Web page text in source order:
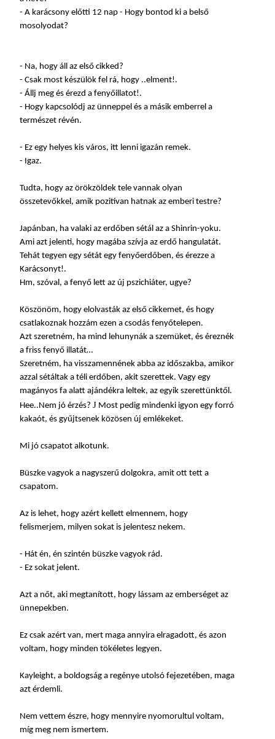
- A karácsony előtti 12 nap - Hogy bontod ki a belső
mosolyodat?
- Na, hogy áll az első cikked?
- Csak most készülök fel rá, hogy ..elment!.
- Állj meg és érezd a fenyőillatot!.
- Hogy kapcsolódj az ünneppel és a másik emberrel a
természet révén.
- Ez egy helyes kis város, itt lenni igazán remek.
- Igaz.
Tudta, hogy az örökzöldek tele vannak olyan
összetevőkkel, amik pozitívan hatnak az emberi testre?
Japánban, ha valaki az erdőben sétál az a Shinrin-yoku.
Ami azt jelenti, hogy magába szívja az erdő hangulatát.
Tehát tegyen egy sétát egy fenyőerdőben, és érezze a
Karácsonyt!.
Hm, szóval, a fenyő lett az új pszichiáter, ugye?
Köszönöm, hogy elolvasták az első cikkemet, és hogy
csatlakoznak hozzám ezen a csodás fenyőtelepen.
Azt szeretném, ha mind lehunynák a szemüket, és éreznék
a friss fenyő illatát…
Szeretném, ha visszamennének abba az időszakba, amikor
azzal sétáltak a téli erdőben, akit szerettek. Vagy egy
magányos fa alatt ajándékra leltek, az egyik szerettünktől.
Hee..Nem jó érzés? J Most pedig mindenki igyon egy forró
kakaót, és gyűjtsenek közösen új emlékeket.
Mi jó csapatot alkotunk.
Büszke vagyok a nagyszerű dolgokra, amit ott tett a
csapatom.
Az is lehet, hogy azért kellett elmennem, hogy
felismerjem, milyen sokat is jelentesz nekem.
- Hát én, én szintén büszke vagyok rád.
- Ez sokat jelent.
Azt a nőt, aki megtanított, hogy lássam az emberséget az
ünnepekben.
Ez csak azért van, mert maga annyira elragadott, és azon
voltam, hogy minden tökéletes legyen.
Kayleight, a boldogság a regénye utolsó fejezetében, maga
azt érdemli.
Nem vettem észre, hogy mennyire nyomorultul voltam,
míg meg nem ismertem.